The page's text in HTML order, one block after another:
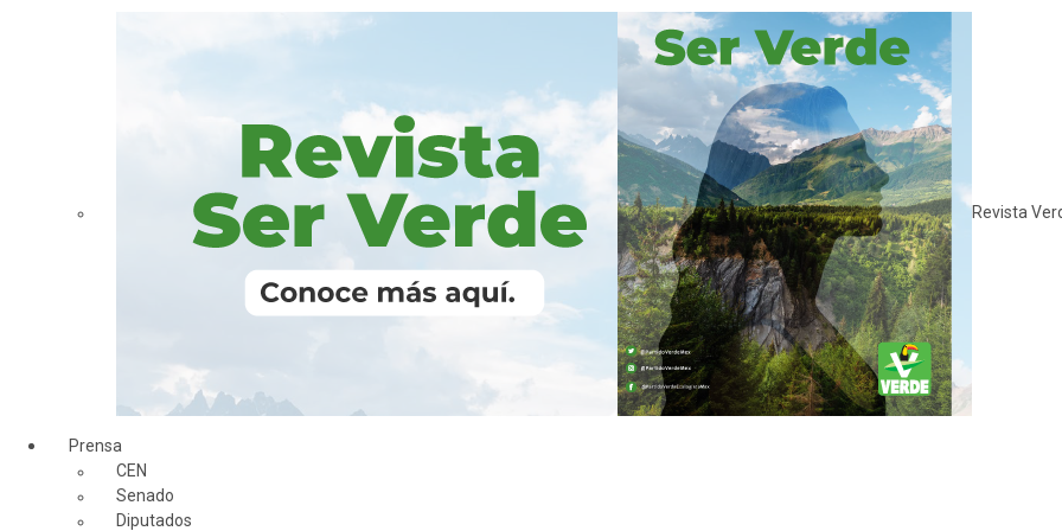
Revista
Prensa
CEN
Senado
Diputados